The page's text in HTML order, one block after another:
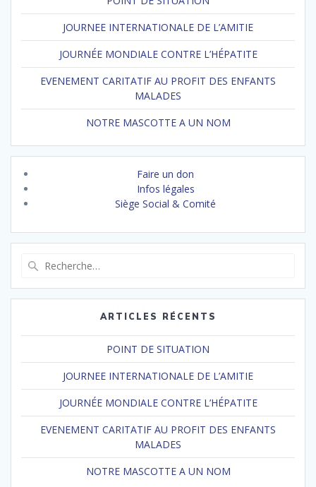
JOURNEE INTERNATIONALE DE L’AMITIE
JOURNÉE MONDIALE CONTRE L’HÉPATITE
EVENEMENT CARITATIF AU PROFIT DES ENFANTS
MALADES
NOTRE MASCOTTE A UN NOM
Faire un don
Infos légales
Siège Social & Comité
:
ARTICLES RÉCENTS
POINT DE SITUATION
JOURNEE INTERNATIONALE DE L’AMITIE
JOURNÉE MONDIALE CONTRE L’HÉPATITE
EVENEMENT CARITATIF AU PROFIT DES ENFANTS
MALADES
NOTRE MASCOTTE A UN NOM